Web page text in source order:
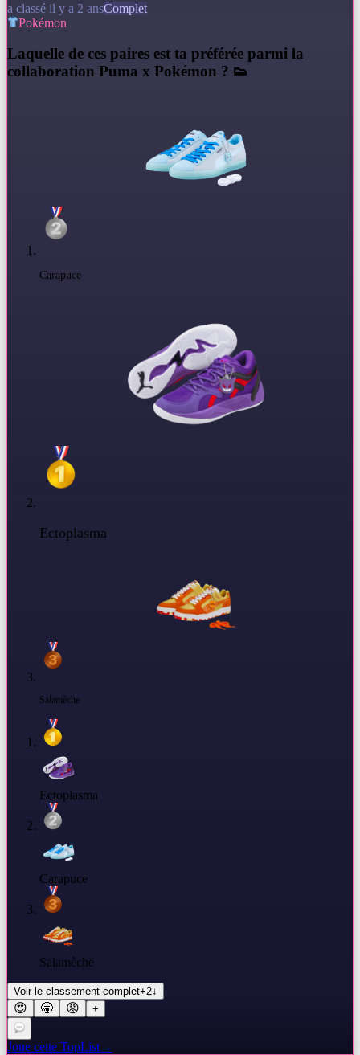
a classé il y a 2 ansComplet
Pokémon
Laquelle de ces paires est ta préférée parmi la
collaboration Puma x Pokémon ? 👟
Carapuce
Ectoplasma
Salamèche
Ectoplasma
Carapuce
Salamèche
Voir le classement complet+2↓
😍 🥱 😡 +
Joue cette TopList→